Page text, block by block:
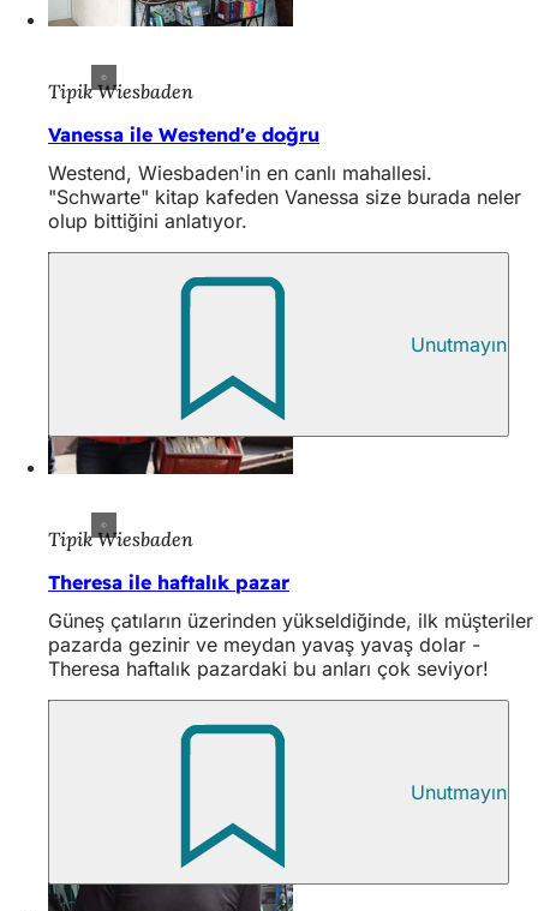
Tipik Wiesbaden
Vanessa ile Westend'e doğru
Westend, Wiesbaden'in en canlı mahallesi.
"Schwarte" kitap kafeden Vanessa size burada neler
olup bittiğini anlatıyor.
Unutmayın
Tipik Wiesbaden
Theresa ile haftalık pazar
Güneş çatıların üzerinden yükseldiğinde, ilk müşteriler
pazarda gezinir ve meydan yavaş yavaş dolar -
Theresa haftalık pazardaki bu anları çok seviyor!
Unutmayın